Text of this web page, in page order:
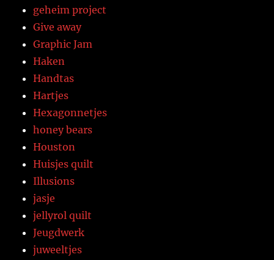
geheim project
Give away
Graphic Jam
Haken
Handtas
Hartjes
Hexagonnetjes
honey bears
Houston
Huisjes quilt
Illusions
jasje
jellyrol quilt
Jeugdwerk
juweeltjes